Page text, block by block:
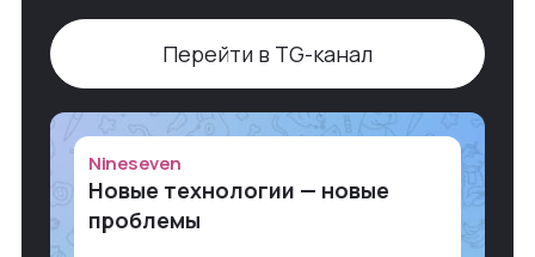
Перейти в TG-канал
Nineseven
Новые технологии — новые
проблемы